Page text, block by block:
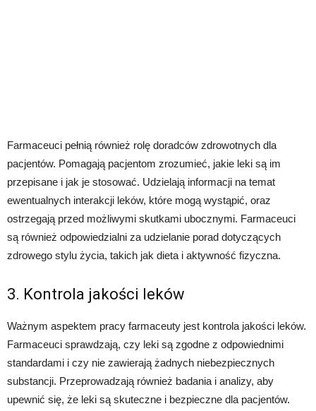
Farmaceuci pełnią również rolę doradców zdrowotnych dla
pacjentów. Pomagają pacjentom zrozumieć, jakie leki są im
przepisane i jak je stosować. Udzielają informacji na temat
ewentualnych interakcji leków, które mogą wystąpić, oraz
ostrzegają przed możliwymi skutkami ubocznymi. Farmaceuci
są również odpowiedzialni za udzielanie porad dotyczących
zdrowego stylu życia, takich jak dieta i aktywność fizyczna.
3. Kontrola jakości leków
Ważnym aspektem pracy farmaceuty jest kontrola jakości leków.
Farmaceuci sprawdzają, czy leki są zgodne z odpowiednimi
standardami i czy nie zawierają żadnych niebezpiecznych
substancji. Przeprowadzają również badania i analizy, aby
upewnić się, że leki są skuteczne i bezpieczne dla pacjentów.